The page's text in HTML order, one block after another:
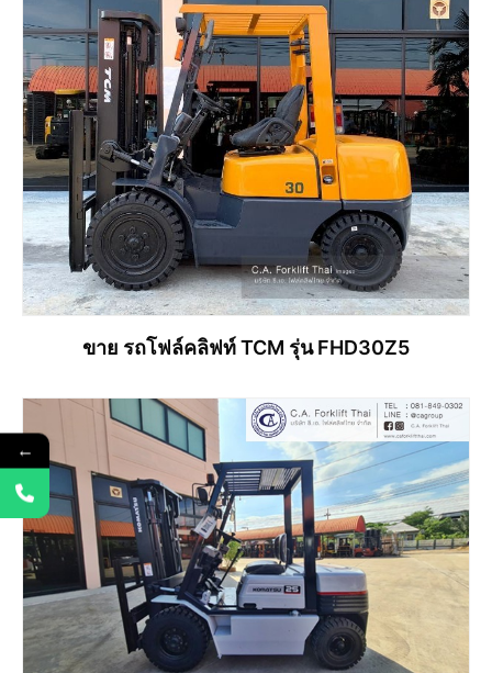
ขาย รถโฟล์คลิฟท์ TCM รุ่น FHD30Z5
อ่านเพิ่ม
←